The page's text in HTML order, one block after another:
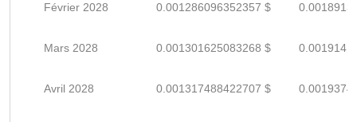
Février 2028 0.001286096352357 $
Mars 2028 0.001301625083268 $
Avril 2028 0.001317488422707 $